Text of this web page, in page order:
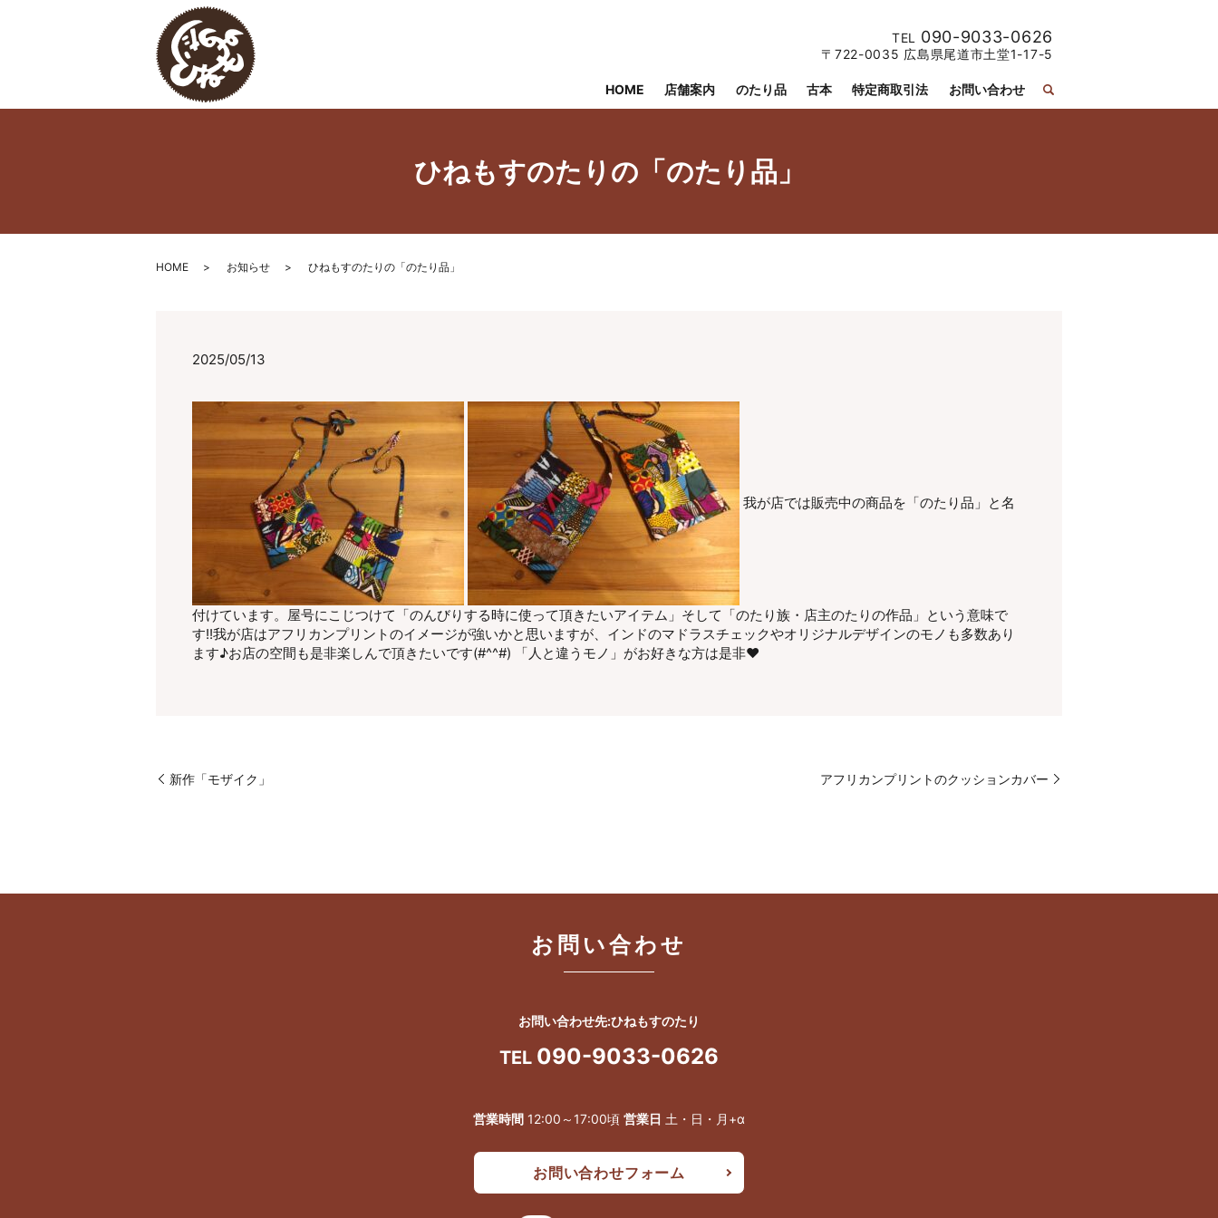
HOME 店舗案内 のたり品 古本 特定商取引法 お問い合わせ
TEL 090-9033-0626
〒722-0035 広島県尾道市土堂1-17-5
ひねもすのたりの「のたり品」
HOME お知らせ ひねもすのたりの「のたり品」
2025/05/13
我が店では販売中の商品を「のたり品」と名
付けています。屋号にこじつけて「のんびりする時に使って頂きたいアイテム」そして「のたり族・店主のたりの作品」という意味で
す!!我が店はアフリカンプリントのイメージが強いかと思いますが、インドのマドラスチェックやオリジナルデザインのモノも多数あり
ます♪お店の空間も是非楽しんで頂きたいです(#^^#) 「人と違うモノ」がお好きな方は是非♥
新作「モザイク」 アフリカンプリントのクッションカバー
お問い合わせ
お問い合わせ先:ひねもすのたり
TEL 090-9033-0626
営業時間 12:00～17:00頃 営業日 土・日・月+α
お問い合わせフォーム